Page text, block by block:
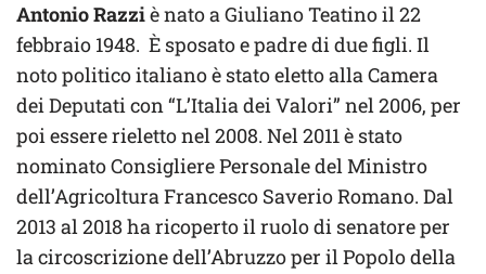
Antonio Razziè nato a Giuliano Teatino il 22
febbraio 1948. È sposato e padre di due figli. Il
noto politico italiano è stato eletto alla Camera
dei Deputati con “L’Italia dei Valori” nel 2006, per
poi essere rieletto nel 2008. Nel 2011 è stato
nominato Consigliere Personale del Ministro
dell’Agricoltura Francesco Saverio Romano. Dal
2013 al 2018 ha ricoperto il ruolo di senatore per
la circoscrizione dell’Abruzzo per il Popolo della